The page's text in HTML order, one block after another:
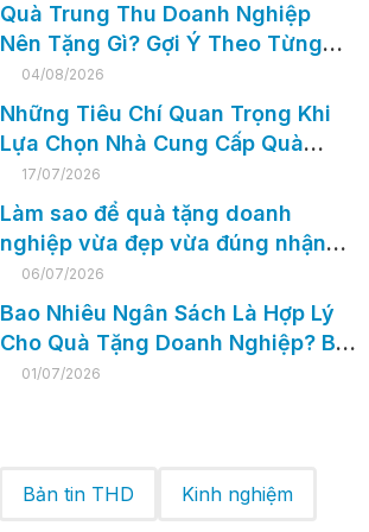
Quà Trung Thu Doanh Nghiệp
Nên Tặng Gì? Gợi Ý Theo Từng
Đối Tượng 2026
04/08/2026
Những Tiêu Chí Quan Trọng Khi
Lựa Chọn Nhà Cung Cấp Quà
Tặng Doanh Nghiệp
17/07/2026
Làm sao để quà tặng doanh
nghiệp vừa đẹp vừa đúng nhận
diện thương hiệu?
06/07/2026
Bao Nhiêu Ngân Sách Là Hợp Lý
Cho Quà Tặng Doanh Nghiệp? Bí
Quyết Tối Ưu Chi Phí Mà Vẫn Ghi
01/07/2026
Bản tin THD Kinh nghiệm